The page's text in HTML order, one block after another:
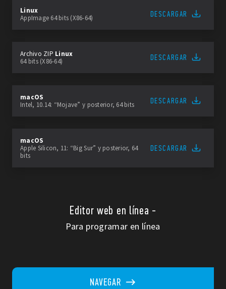
Linux
AppImage 64 bits (X86-64)
DESCARGAR
Archivo ZIP Linux
64 bits (X86-64)
DESCARGAR
macOS
Intel, 10.14: “Mojave” y posterior, 64 bits
DESCARGAR
macOS
Apple Silicon, 11: “Big Sur” y posterior, 64
bits
DESCARGAR
Editor web en línea -
Para programar en línea
NAVEGAR